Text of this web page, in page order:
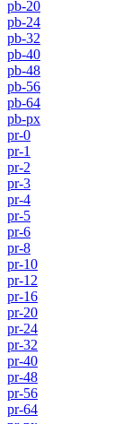
pb-20
pb-24
pb-32
pb-40
pb-48
pb-56
pb-64
pb-px
pr-0
pr-1
pr-2
pr-3
pr-4
pr-5
pr-6
pr-8
pr-10
pr-12
pr-16
pr-20
pr-24
pr-32
pr-40
pr-48
pr-56
pr-64